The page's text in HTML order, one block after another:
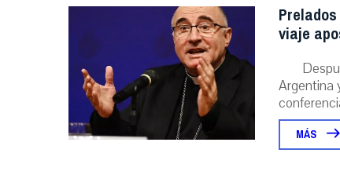
viaje
Argentina
MÁS